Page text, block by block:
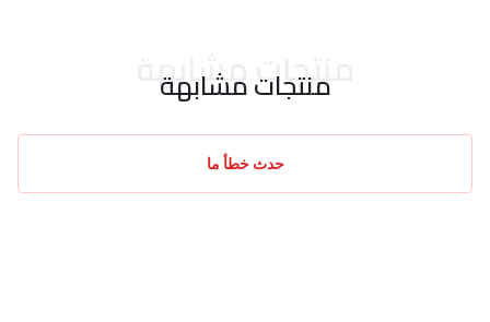
منتجات مشابهة
منتجات مشابهة
حدث خطأ ما